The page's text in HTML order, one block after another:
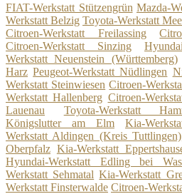
FIAT-Werkstatt Stützengrün Mazda-
Werkstatt Belzig Toyota-Werkstatt
Citroen-Werkstatt Freilassing
Citroen-Werkstatt Sinzing
Werkstatt Neuenstein (Württemberg)
Harz Peugeot-Werkstatt Nüdlingen
Werkstatt Steinwiesen Citroen-
Werkstatt Hallenberg Citroen-
Lauenau
Toyota-Werkstatt
Königslutter am Elm
Kia-
Werkstatt Aldingen (Kreis Tuttlingen)
Oberpfalz Kia-Werkstatt
Hyundai-Werkstatt Edling bei
Werkstatt Sehmatal Kia-Werkstatt
Werkstatt Finsterwalde Citroen-